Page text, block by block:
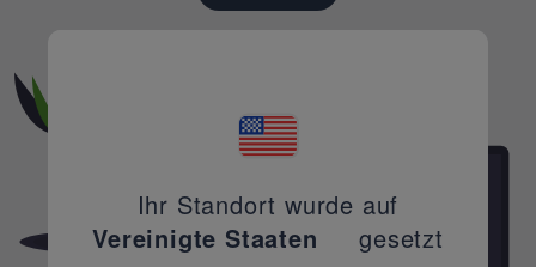
Ihr Standort wurde auf
Vereinigte Staaten
gesetzt